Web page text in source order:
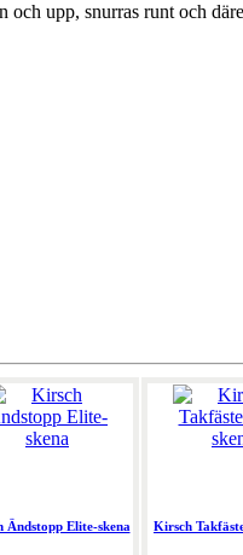
upp, snurras runt och
Ändstopp Elite-skena Kirsch